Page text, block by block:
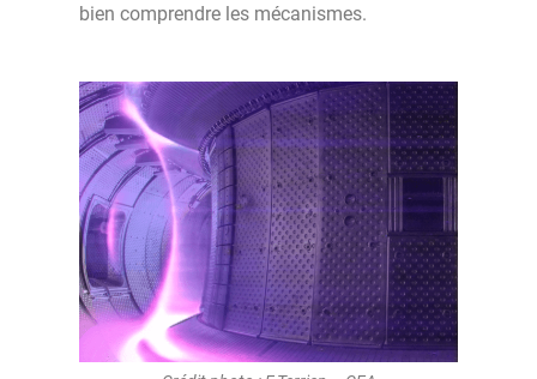
bien comprendre les mécanismes.